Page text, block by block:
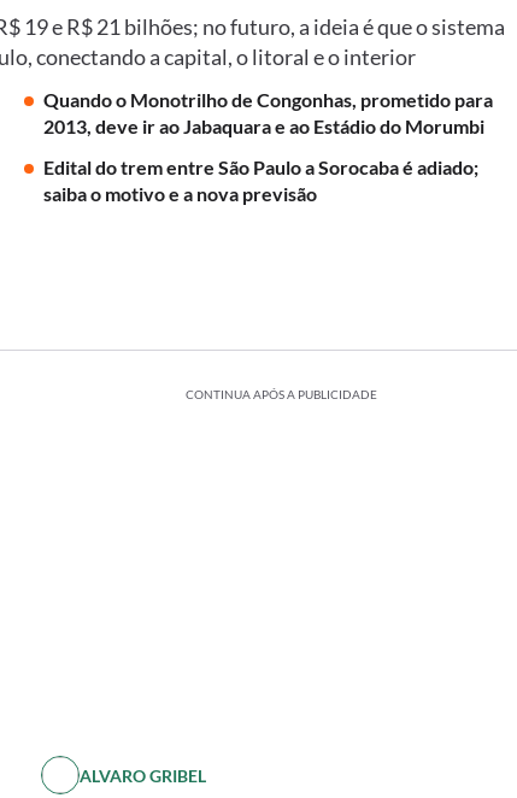
e R$ 21 bilhões; no futuro, a ideia é que o sistema
conectando a capital, o litoral e o interior
Quando o Monotrilho de Congonhas, prometido para
2013, deve ir ao Jabaquara e ao Estádio do Morumbi
Edital do trem entre São Paulo a Sorocaba é adiado;
saiba o motivo e a nova previsão
CONTINUA APÓS A PUBLICIDADE
ALVARO GRIBEL